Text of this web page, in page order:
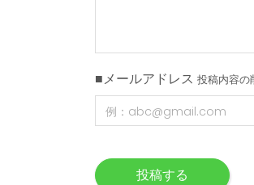
■メールアドレス 投稿内容の
投稿する